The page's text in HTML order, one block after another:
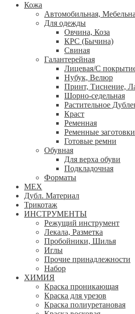
Кожа
Автомобильная,
Для одежды
Овчина, Коза
КРС (Бычина)
Свиная
Галантерейная
Лицевая/С
Нубук, Велюр
Принт, Тиснение,
Шорно-седельная
Растительное
Краст
Ременная
Ременные заготовки
Готовые ремни
Обувная
Для верха обуви
Подкладочная
Форматы
МЕХ
Дубл. Материал
Трикотаж
ИНСТРУМЕНТЫ
Режущий инструмент
Лекала, Разметка
Пробойники, Шилья
Иглы
Прочие принадлежности
Набор
ХИМИЯ
Краска проникающая
Краска для урезов
Краска полиуретановая